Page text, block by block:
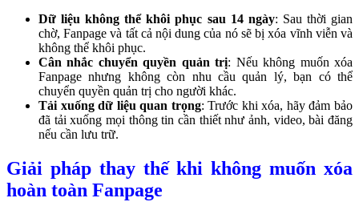
Dữ liệu không thể khôi phục sau 14 ngày: Sau thời gian
chờ, Fanpage và tất cả nội dung của nó sẽ bị xóa vĩnh viễn và
không thể khôi phục.
Cân nhắc chuyển quyền quản trị: Nếu không muốn xóa
Fanpage nhưng không còn nhu cầu quản lý, bạn có thể
chuyển quyền quản trị cho người khác.
Tải xuống dữ liệu quan trọng: Trước khi xóa, hãy đảm bảo
đã tải xuống mọi thông tin cần thiết như ảnh, video, bài đăng
nếu cần lưu trữ.
Giải pháp thay thế khi không muốn xóa
hoàn toàn Fanpage